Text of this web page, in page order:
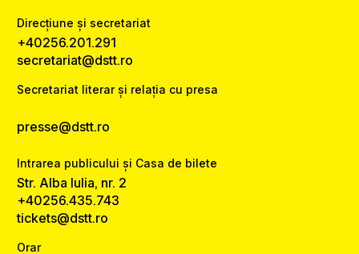
Direcțiune și secretariat
+40256.201.291
secretariat@dstt.ro
Secretariat literar și relația cu presa
presse@dstt.ro
Intrarea publicului și Casa de bilete
Str. Alba Iulia, nr. 2
+40256.435.743
tickets@dstt.ro
Orar